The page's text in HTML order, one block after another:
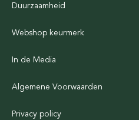
Duurzaamheid
Webshop keurmerk
In de Media
Algemene Voorwaarden
Privacy policy